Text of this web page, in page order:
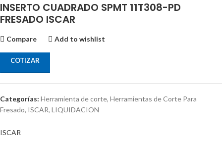
INSERTO CUADRADO SPMT 11T308-PD
FRESADO ISCAR
Compare Add to wishlist
COTIZAR
Categorías: Herramienta de corte, Herramientas de Corte Para
Fresado, ISCAR, LIQUIDACION
ISCAR